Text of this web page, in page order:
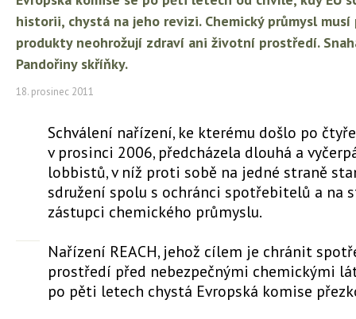
historii, chystá na jeho revizi. Chemický průmysl
produkty neohrožují zdraví ani životní prostředí.
Pandořiny skříňky.
18. prosinec 2011
Schválení nařízení, ke kterému došlo po
v prosinci 2006, předcházela dlouhá a
lobbistů, v níž proti sobě na jedné straně
sdružení spolu s ochránci spotřebitelů a na
zástupci chemického průmyslu.
Nařízení REACH, jehož cílem je chránit
prostředí před nebezpečnými chemickými
po pěti letech chystá Evropská komise